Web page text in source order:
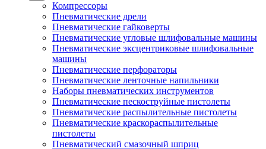
Компрессоры
Пневматические дрели
Пневматические гайковерты
Пневматические угловые шлифовальные машины
Пневматические эксцентриковые шлифовальные
машины
Пневматические перфораторы
Пневматические ленточные напильники
Наборы пневматических инструментов
Пневматические пескоструйные пистолеты
Пневматические распылительные пистолеты
Пневматические краскораспылительные
пистолеты
Пневматический смазочный шприц